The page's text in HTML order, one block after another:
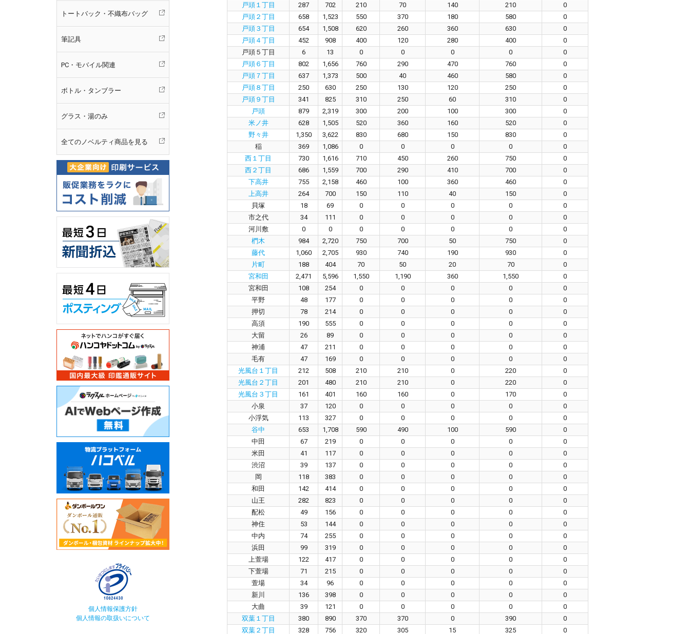
トートバック・不織布バッグ
筆記具
PC・モバイル関連
ボトル・タンブラー
グラス・湯のみ
全てのノベルティ商品を見る
個人情報保護方針
個人情報の取扱いについて
戸頭１丁目
287 702 210 70 140 210
0
戸頭２丁目
658 1,523 550 370 180 580
0
戸頭３丁目
654 1,508 620 260 360 630
0
戸頭４丁目
452 908 400 120 280 400
0
戸頭５丁目
6 13 0 0 0 0
0
戸頭６丁目
802 1,656 760 290 470 760
0
戸頭７丁目
637 1,373 500 40 460 580
0
戸頭８丁目
250 630 250 130 120 250
0
戸頭９丁目
341 825 310 250 60 310
0
戸頭
879 2,319 300 200 100 300
0
米ノ井
628 1,505 520 360 160 520
0
野々井
1,350 3,622 830 680 150 830
0
稲
369 1,086 0 0 0 0
0
西１丁目
730 1,616 710 450 260 750
0
西２丁目
686 1,559 700 290 410 700
0
下高井
755 2,158 460 100 360 460
0
上高井
264 700 150 110 40 150
0
貝塚
18 69 0 0 0 0
0
市之代
34 111 0 0 0 0
0
河川敷
0 0 0 0 0 0
0
椚木
984 2,720 750 700 50 750
0
藤代
1,060 2,705 930 740 190 930
0
片町
188 404 70 50 20 70
0
宮和田
2,471 5,596 1,550 1,190 360 1,550
0
宮和田
108 254 0 0 0 0
0
平野
48 177 0 0 0 0
0
押切
78 214 0 0 0 0
0
高須
190 555 0 0 0 0
0
大留
26 89 0 0 0 0
0
神浦
47 211 0 0 0 0
0
毛有
47 169 0 0 0 0
0
光風台１丁目
212 508 210 210 0 220
0
光風台２丁目
201 480 210 210 0 220
0
光風台３丁目
161 401 160 160 0 170
0
小泉
37 120 0 0 0 0
0
小浮気
113 327 0 0 0 0
0
谷中
653 1,708 590 490 100 590
0
中田
67 219 0 0 0 0
0
米田
41 117 0 0 0 0
0
渋沼
39 137 0 0 0 0
0
岡
118 383 0 0 0 0
0
和田
142 414 0 0 0 0
0
山王
282 823 0 0 0 0
0
配松
49 156 0 0 0 0
0
神住
53 144 0 0 0 0
0
中内
74 255 0 0 0 0
0
浜田
99 319 0 0 0 0
0
上萱場
122 417 0 0 0 0
0
下萱場
71 215 0 0 0 0
0
萱場
34 96 0 0 0 0
0
新川
136 398 0 0 0 0
0
大曲
39 121 0 0 0 0
0
双葉１丁目
380 890 370 370 0 390
0
双葉２丁目
328 756 320 305 15 325 0